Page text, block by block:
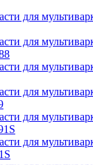
для
для
для
для
для
для